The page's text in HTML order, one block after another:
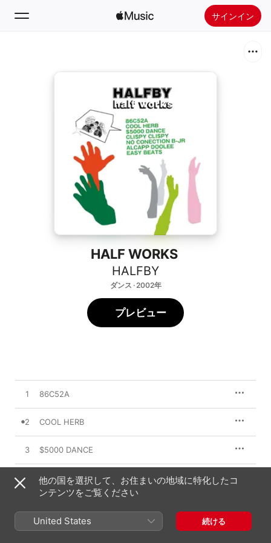
サインイン
新着おすすめ
Apple Musicをインストール
HALF WORKS
HALFBY
ダンス · 2002年
プレビュー
1 86C52A
2 COOL HERB
3 $5000 DANCE
4 CLISPY CLISPY
6 ALCAPP DOOLEE
他の国を選択して、お住まいの地域に特化したコ
ンテンツをご覧ください
United States 続ける